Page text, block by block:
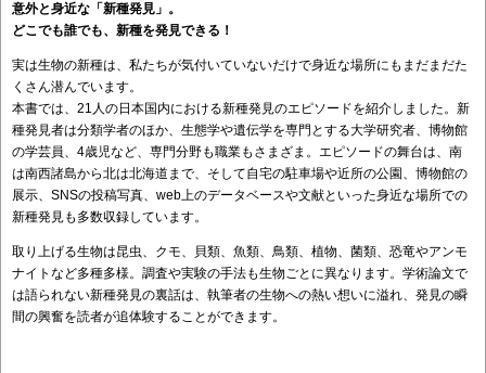
意外と身近な「新種発見」。
どこでも誰でも、新種を発見できる！
実は生物の新種は、私たちが気付いていないだけで身近な場所にもまだまだた
くさん潜んでいます。
本書では、21人の日本国内における新種発見のエピソードを紹介しました。新
種発見者は分類学者のほか、生態学や遺伝学を専門とする大学研究者、博物館
の学芸員、4歳児など、専門分野も職業もさまざま。エピソードの舞台は、南
は南西諸島から北は北海道まで、そして自宅の駐車場や近所の公園、博物館の
展示、SNSの投稿写真、web上のデータベースや文献といった身近な場所での
新種発見も多数収録しています。
取り上げる生物は昆虫、クモ、貝類、魚類、鳥類、植物、菌類、恐竜やアンモ
ナイトなど多種多様。調査や実験の手法も生物ごとに異なります。学術論文で
は語られない新種発見の裏話は、執筆者の生物への熱い想いに溢れ、発見の瞬
間の興奮を読者が追体験することができます。